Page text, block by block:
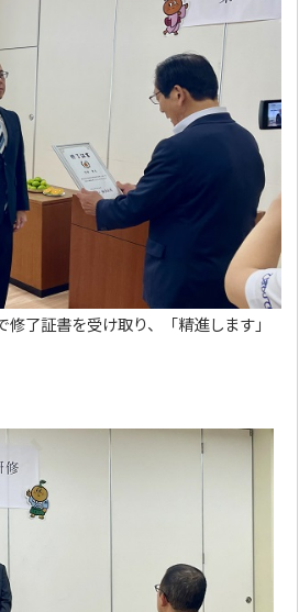
了証書を受け取り、「精進します」